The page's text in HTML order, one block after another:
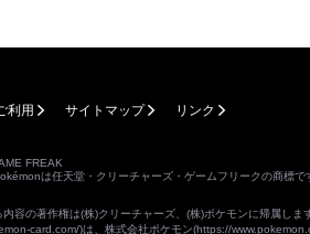
利用 サイトマップ リンク
FREAK
は任天堂・クリーチャーズ・ゲームフリークの商標で
容の著作権は(株)クリーチャーズ、(株)ポケモンに帰属し
card.com/)は、株式会社ポケモン(https://